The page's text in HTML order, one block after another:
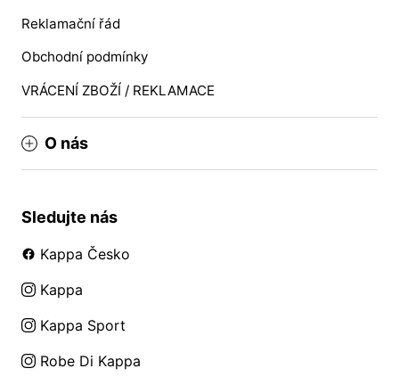
Reklamační řád
Obchodní podmínky
VRÁCENÍ ZBOŽÍ / REKLAMACE
O nás
Sledujte nás
Kappa Česko
Kappa
Kappa Sport
Robe Di Kappa